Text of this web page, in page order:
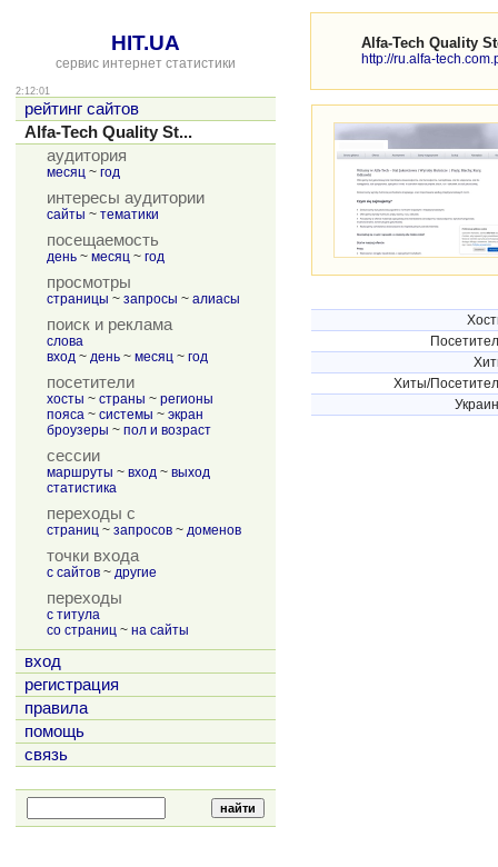
HIT.UA
сервис интернет статистики
2:12:01
рейтинг сайтов
Alfa-Tech Quality St...
аудитория
месяц ~ год
интересы аудитории
сайты ~ тематики
посещаемость
день ~ месяц ~ год
просмотры
страницы ~ запросы ~ алиасы
поиск и реклама
слова
вход ~ день ~ месяц ~ год
посетители
хосты ~ страны ~ регионы
пояса ~ системы ~ экран
броузеры ~ пол и возраст
сессии
маршруты ~ вход ~ выход
статистика
переходы с
страниц ~ запросов ~ доменов
точки входа
с сайтов ~ другие
переходы
с титула
со страниц ~ на сайты
вход
регистрация
правила
помощь
связь
Alfa-Tech Quality
http://ru.alfa-
Хиты/